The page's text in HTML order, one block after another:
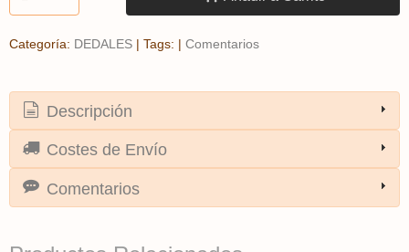
Categoría: DEDALES | Tags: | Comentarios
Descripción
Costes de Envío
Comentarios